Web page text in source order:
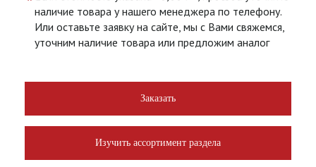
наличие товара у нашего менеджера по телефону.
Или оставьте заявку на сайте, мы с Вами свяжемся,
уточним наличие товара или предложим аналог
Заказать
Изучить ассортимент раздела